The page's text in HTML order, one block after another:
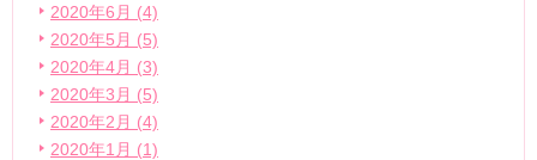
2020年6月 (4)
2020年5月 (5)
2020年4月 (3)
2020年3月 (5)
2020年2月 (4)
2020年1月 (1)